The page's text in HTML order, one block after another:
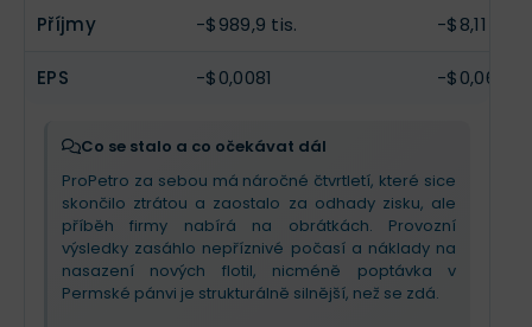
Příjmy -$989,9 tis. -$8,11 mil.
EPS -$0,0081 -$0,066
Co se stalo a co očekávat dál
ProPetro za sebou má náročné čtvrtletí, které sice
skončilo ztrátou a zaostalo za odhady zisku, ale
příběh firmy nabírá na obrátkách. Provozní
výsledky zasáhlo nepříznivé počasí a náklady na
nasazení nových flotil, nicméně poptávka v
Permské pánvi je strukturálně silnější, než se zdá.